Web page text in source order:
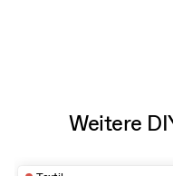
Weitere